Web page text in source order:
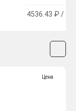
4536.43 ₽ /
Цена